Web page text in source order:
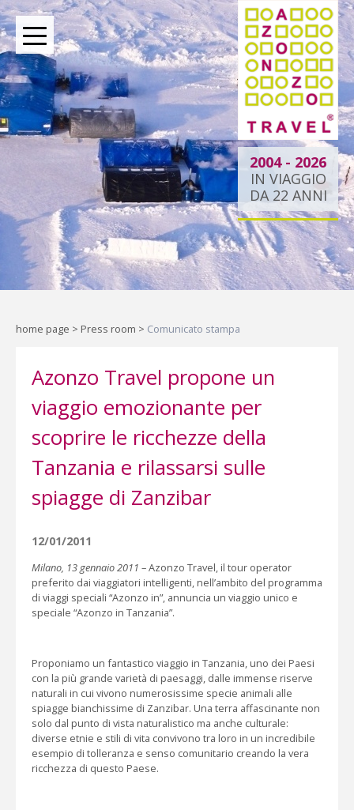
2004 - 2026
IN VIAGGIO
DA 22 ANNI
BOUTIQUE TOUR OPERATOR INDIPENDENTE DAL
2004
Dietro ogni viaggio ci
siamo noi.
Indipendenti per scelta, al tuo
fianco per passione.
home page > Press room > Comunicato stampa
Azonzo Travel propone un
viaggio emozionante per
scoprire le ricchezze della
Tanzania e rilassarsi sulle
spiagge di Zanzibar
12/01/2011
Milano, 13 gennaio 2011 – Azonzo Travel, il tour operator
preferito dai viaggiatori intelligenti, nell’ambito del programma
di viaggi speciali “Azonzo in”, annuncia un viaggio unico e
speciale “Azonzo in Tanzania”.
Proponiamo un fantastico viaggio in Tanzania, uno dei Paesi
con la più grande varietà di paesaggi, dalle immense riserve
naturali in cui vivono numerosissime specie animali alle
spiagge bianchissime di Zanzibar. Una terra affascinante non
solo dal punto di vista naturalistico ma anche culturale:
diverse etnie e stili di vita convivono tra loro in un incredibile
esempio di tolleranza e senso comunitario creando la vera
ricchezza di questo Paese.